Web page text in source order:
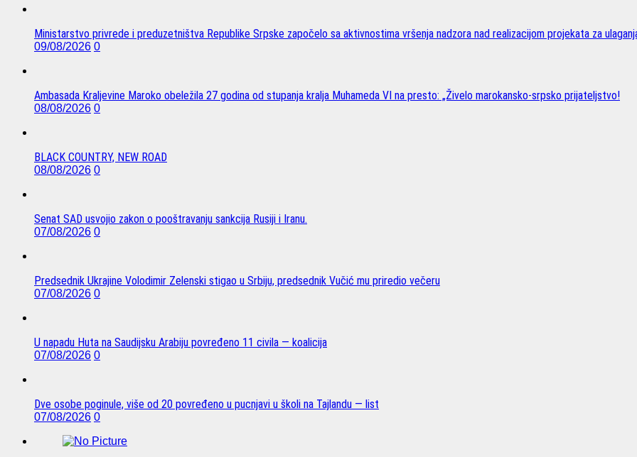
Ministarstvo privrede i preduzetništva Republike Srpske započelo sa aktivnostima vršenja nadzora nad realizacijom projekata za
09/08/2026 0
Ambasada Kraljevine Maroko obeležila 27 godina od stupanja kralja Muhameda VI na presto: „Živelo marokansko-srpsko prijateljstvo!
08/08/2026 0
BLACK COUNTRY, NEW ROAD
08/08/2026 0
Senat SAD usvojio zakon o pooštravanju sankcija Rusiji i Iranu.
07/08/2026 0
Predsednik Ukrajine Volodimir Zelenski stigao u Srbiju, predsednik Vučić mu priredio večeru
07/08/2026 0
U napadu Huta na Saudijsku Arabiju povređeno 11 civila — koalicija
07/08/2026 0
Dve osobe poginule, više od 20 povređeno u pucnjavi u školi na Tajlandu — list
07/08/2026 0